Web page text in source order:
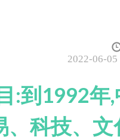
2022-06-
:到1992年
、科技、